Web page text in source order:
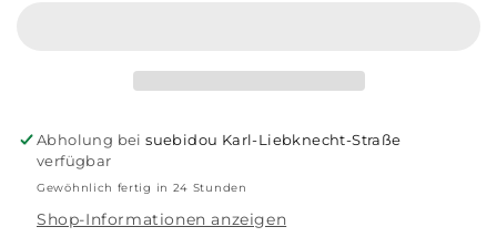
Abholung beisuebidou Karl-Liebknecht-Straße
verfügbar
Gewöhnlich fertig in 24 Stunden
Shop-Informationen anzeigen